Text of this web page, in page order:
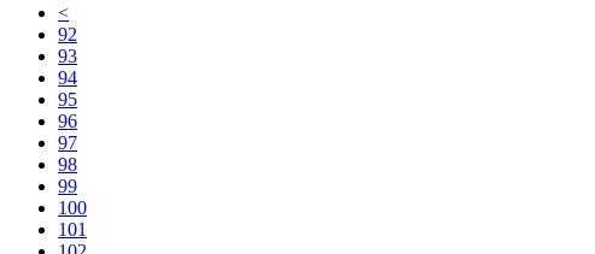
<
92
93
94
95
96
97
98
99
100
101